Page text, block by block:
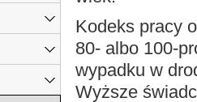
Kodeks pracy
80- albo 100-
wypadku w
Wyższe